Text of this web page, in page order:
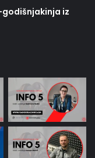
godišnjakinja iz